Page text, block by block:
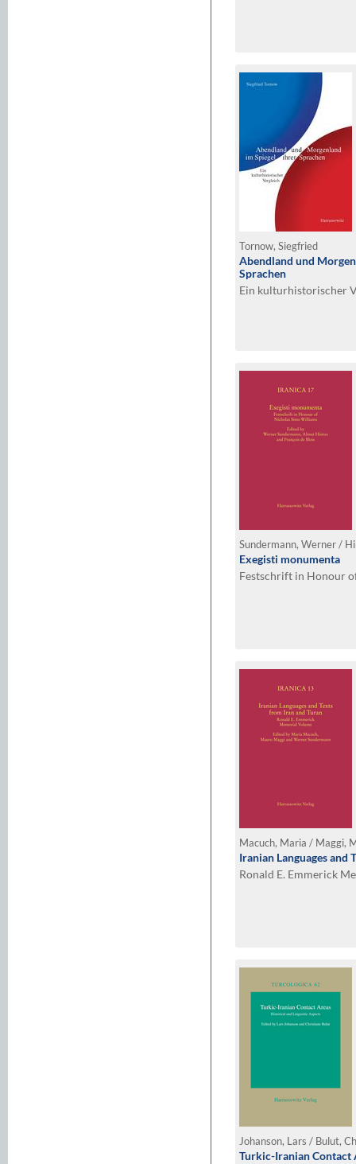
Tornow, Siegfried
Abendland und
Sprachen
Ein kulturhistorischer
Exegisti monumenta
Festschrift in Honour
Iranian Languages and
Ronald E. Emmerick
Johanson, Lars / Bulut,
Turkic-Iranian Contact